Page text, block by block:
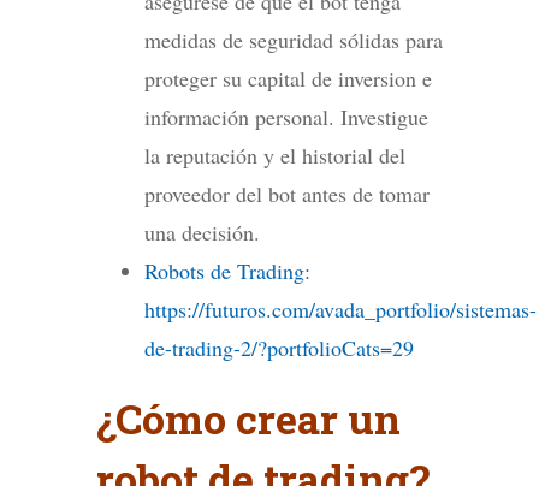
medidas de seguridad sólidas para
proteger su capital de inversion e
información personal. Investigue
la reputación y el historial del
proveedor del bot antes de tomar
una decisión.
Robots de Trading:
https://futuros.com/avada_portfolio/sistemas-
de-trading-2/?portfolioCats=29
¿Cómo crear un